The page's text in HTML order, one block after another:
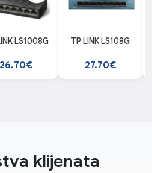
LS1008G
26.70€
TP LINK LS108G
27.70€
klijenata